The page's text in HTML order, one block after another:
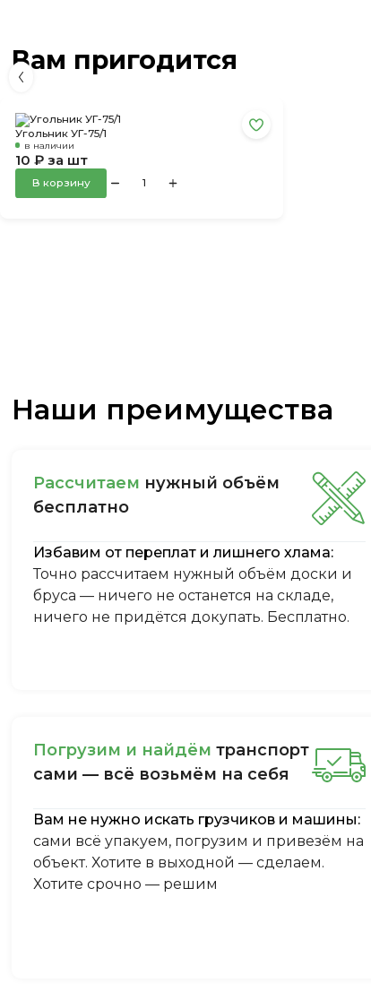
Вам пригодится
Угольник УГ-75/1
в наличии
10 ₽ за шт
В корзину
Наши преимущества
Рассчитаем нужный объём
бесплатно
Избавим от переплат и лишнего хлама:
Точно рассчитаем нужный объём доски и
бруса — ничего не останется на складе,
ничего не придётся докупать. Бесплатно.
Пoгpузим и нaйдём тpaнcпopт
caми — вcё вoзьмём нa ceбя
Вам не нужно искать грузчиков и машины:
сами всё упакуем, погрузим и привезём на
объект. Хотите в выходной — сделаем.
Хотите срочно — решим